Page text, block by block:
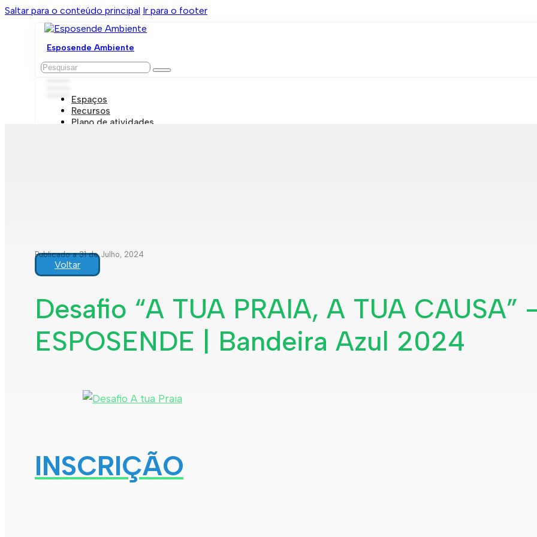
Saltar para o conteúdo principal Ir para o footer
Esposende Ambiente
Pesquisar
Espaços
Recursos
Plano de atividades
Publicado a 31 de Julho, 2024
Voltar
Desafio “A TUA PRAIA, A TUA CAUSA”
ESPOSENDE | Bandeira Azul 2024
INSCRIÇÃO